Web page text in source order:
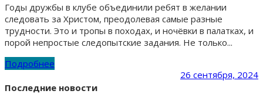
Годы дружбы в клубе объединили ребят в желании
следовать за Христом, преодолевая самые разные
трудности. Это и тропы в походах, и ночёвки в палатках, и
порой непростые следопытские задания. Не только...
Подробнее
26 сентября, 2024
Последние новости